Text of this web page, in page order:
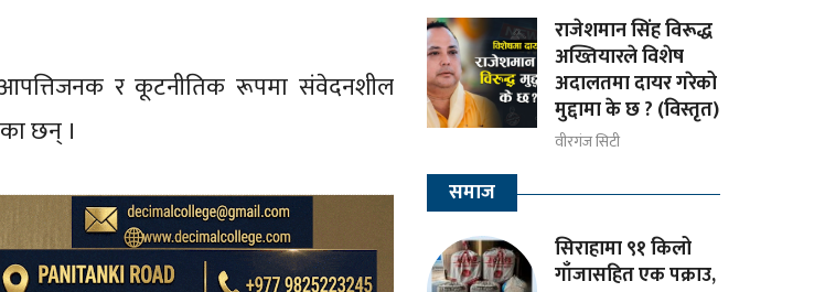
आपत्तिजनक र कूटनीतिक रूपमा संवेदनशील
छन् ।
राजेशमान सिंह विरूद्ध
अख्तियारले विशेष
अदालतमा दायर गरेको
मुद्दामा के छ ? (विस्तृत)
वीरगंज सिटी
समाज
सिराहामा ९१ किलो
गाँजासहित एक पक्राउ,